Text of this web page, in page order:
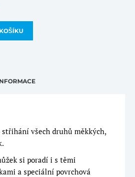
všech druhů měkkých,
si poradí i s těmi
a speciální povrchová